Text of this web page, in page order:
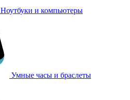
Ноутбуки и компьютеры
Умные часы и браслеты